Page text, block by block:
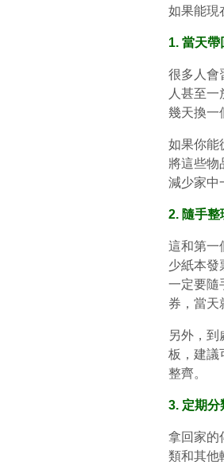
如果能現
1. 當天
很多人會
人甚至
幾天換一
如果你能
將這些物
減少家中
2. 隨手整
這和第一
少紙本發
一定要隨
券，當天
另外，到
板，建議
整齊。
3. 定期分
拿回家的
類和其他